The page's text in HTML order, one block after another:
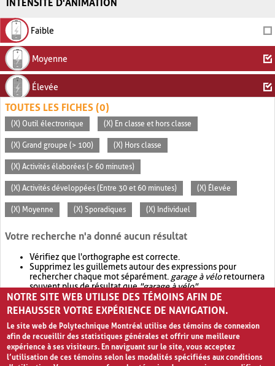
INTENSITÉ D'ANIMATION
Faible
Moyenne
Élevée
TOUTES LES FICHES (0)
(X) Outil électronique (X) En classe et hors classe
(X) Grand groupe (> 100) (X) Hors classe
(X) Activités élaborées (> 60 minutes)
(X) Activités développées (Entre 30 et 60 minutes) (X) Élevée
(X) Moyenne (X) Sporadiques (X) Individuel
Votre recherche n'a donné aucun résultat
Vérifiez que l'orthographe est correcte.
Supprimez les guillemets autour des expressions pour
rechercher chaque mot séparément. garage à véloretournera
souvent plus de résultat que"garage à vélo".
Envisagez d'élargir votre recherche avec OR.garage OR vélo
retournera souvent plus de résultat quegarage à vélo
NOTRE SITE WEB UTILISE DES TÉMOINS AFIN DE
REHAUSSER VOTRE EXPÉRIENCE DE NAVIGATION.
Le site web de Polytechnique Montréal utilise des témoins de connexion
afin de recueillir des statistiques générales et offrir une meilleure
expérience à ses visiteurs. En naviguant sur le site, vous acceptez
l’utilisation de ces témoins selon les modalités spécifiées aux conditions